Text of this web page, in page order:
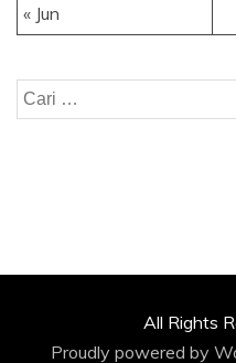
« Jun
Cari
untuk:
All Rights
Proudly powered by